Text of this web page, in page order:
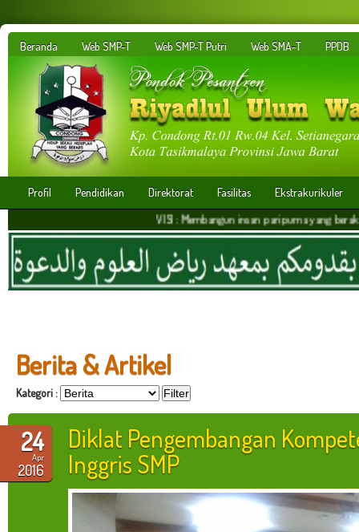
Beranda Web SMP-T Web SMP-T Putri Web SMA-T PPDB
Profil Pendidikan Direktorat Fasilitas
Ekstrakurikuler
VISI : Membangun insan paripurna yang berakhlakul
Berita & Artikel
Kategori :
24
Apr
2016
Diklat Pengembangan
Inggris SMP